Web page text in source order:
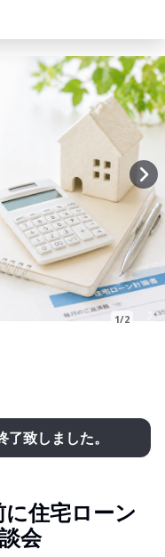
1/2
致しました。
に住宅ローン
会